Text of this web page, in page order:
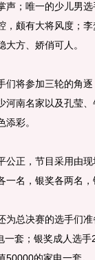
声；唯一的少儿男
，颇有大将风度；
方、娇俏可人。
将参加三轮的角逐
河南名家以及孔莹
彩。
正，节目采用由现
一名，银奖各两名，
总决赛的选手们准
一套；银奖成人选